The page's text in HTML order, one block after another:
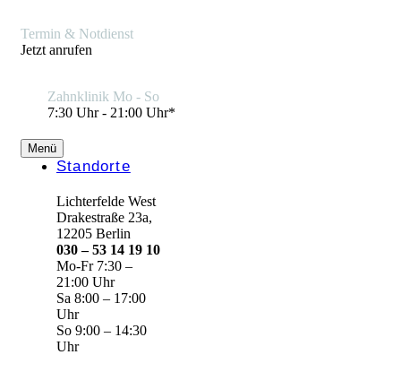
Termin & Notdienst
Jetzt anrufen
Zahnklinik Mo - So
7:30 Uhr - 21:00 Uhr*
Menü
Standorte
Lichterfelde West
Drakestraße 23a,
12205 Berlin
030 – 53 14 19 10
Mo-Fr 7:30 –
21:00 Uhr
Sa 8:00 – 17:00
Uhr
So 9:00 – 14:30
Uhr